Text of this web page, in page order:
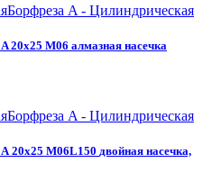
Борфреза A - Цилиндрическая
A 20х25 M06 алмазная насечка
Борфреза A - Цилиндрическая
А 20х25 M06L150 двойная насечка,